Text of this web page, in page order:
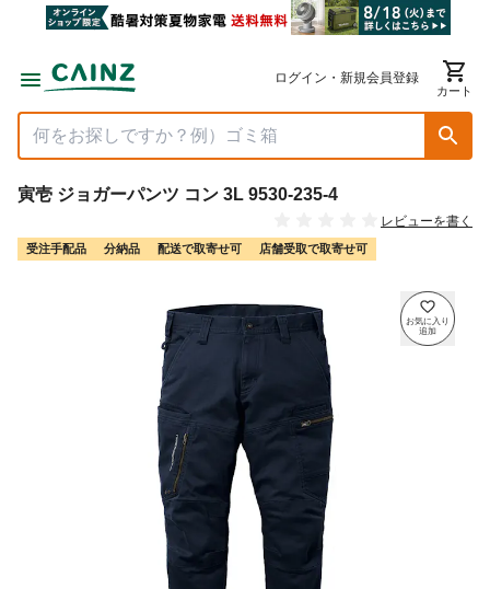
ログイン・新規会員登録
カート
寅壱 ジョガーパンツ コン 3L 9530-235-4
レビューを書く
受注手配品 分納品 配送で取寄せ可 店舗受取で取寄せ可